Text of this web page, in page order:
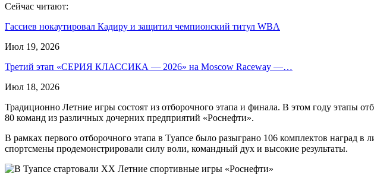
Сейчас читают:
Гассиев нокаутировал Кадиру и защитил чемпионский титул WBA
Июл 19, 2026
Третий этап «СЕРИЯ КЛАССИКА — 2026» на Moscow Raceway —…
Июл 18, 2026
Традиционно Летние игры состоят из отборочного этапа и финала. В этом году этапы
80 команд из различных дочерних предприятий «Роснефти».
В рамках первого отборочного этапа в Туапсе было разыграно 106 комплектов наград
спортсмены продемонстрировали силу воли, командный дух и высокие результаты.